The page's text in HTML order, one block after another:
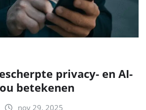
privacy- en AI-
betekenen
nov 29, 2025